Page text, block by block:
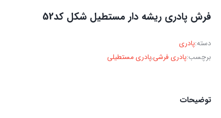
فرش پادری ریشه دار مستطیل شکل کد52
دسته:پادری
برچسب:پادری فرشی,پادری مستطیلی
توضیحات